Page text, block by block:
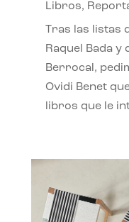
Libros,
Tras las listas
Raquel Bada
Berrocal,
Ovidi Benet
libros que le